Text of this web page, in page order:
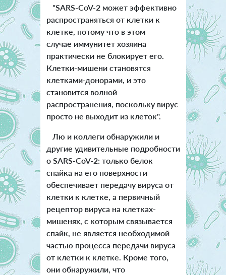
"SARS-CoV-2 может эффективно
распространяться от клетки к
клетке, потому что в этом
случае иммунитет хозяина
практически не блокирует его.
Клетки-мишени становятся
клетками-донорами, и это
становится волной
распространения, поскольку вирус
просто не выходит из клеток".
Лю и коллеги обнаружили и
другие удивительные подробности
о SARS-CoV-2: только белок
спайка на его поверхности
обеспечивает передачу вируса от
клетки к клетке, а первичный
рецептор вируса на клетках-
мишенях, с которым связывается
спайк, не является необходимой
частью процесса передачи вируса
от клетки к клетке. Кроме того,
они обнаружили, что